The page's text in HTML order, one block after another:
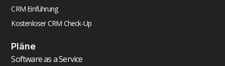
CRM Einführung
Kostenloser CRM Check-Up
Pläne
Software as a Service